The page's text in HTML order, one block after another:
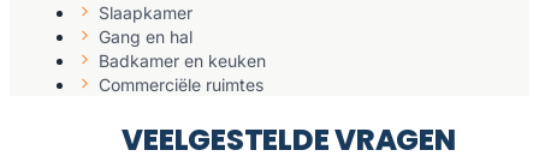
Slaapkamer
Gang en hal
Badkamer en keuken
Commerciële ruimtes
VEELGESTELDE VRAGEN